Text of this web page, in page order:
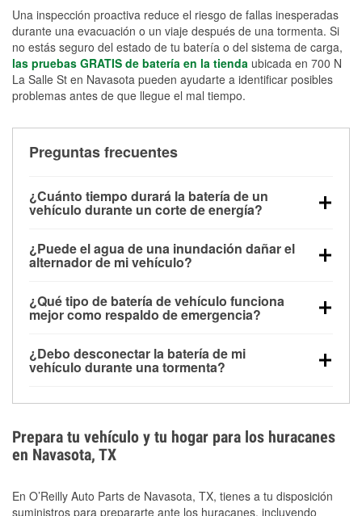
Una inspección proactiva reduce el riesgo de fallas inesperadas
durante una evacuación o un viaje después de una tormenta. Si
no estás seguro del estado de tu batería o del sistema de carga,
las pruebas GRATIS de batería en la tienda ubicada en 700 N
La Salle St en Navasota pueden ayudarte a identificar posibles
problemas antes de que llegue el mal tiempo.
Preguntas frecuentes
¿Cuánto tiempo durará la batería de un
vehículo durante un corte de energía?
alimentar pequeños accesorios durante un tiempo
limitado, pero el uso repetido sin conducir el vehículo
contar con un equipo de carga de respaldo para
cortes prolongados.
¿Puede el agua de una inundación dañar el
alternador de mi vehículo?
parte baja del compartimento del motor y pueden
dañarse si se sumergen, lo que puede provocar una
días después de la exposición.
¿Qué tipo de batería de vehículo funciona
mejor como respaldo de emergencia?
para aplicaciones de ciclo profundo porque son
selladas, resistentes a las vibraciones y más
¿Debo desconectar la batería de mi
vehículo durante una tormenta?
los daños por inundación. Evitar el agua estancada y
preparar opciones de carga de respaldo son
medidas de protección más efectivas.
Prepara tu vehículo y tu hogar para los huracanes
en Navasota, TX
En O’Reilly Auto Parts de Navasota, TX, tienes a tu disposición
suministros para prepararte ante los huracanes, incluyendo